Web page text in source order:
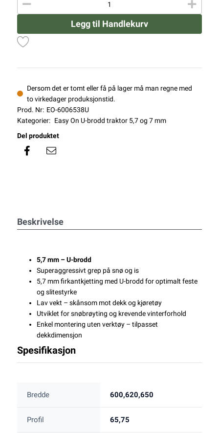
Legg til Handlekurv
Dersom det er tomt eller få på lager må man regne med
to virkedager produksjonstid.
Prod. Nr: EO-6006538U
Kategorier: Easy On U-brodd traktor 5,7 og 7 mm
Del produktet
Beskrivelse
5,7 mm – U-brodd
Superaggressivt grep på snø og is
5,7 mm firkantkjetting med U-brodd for optimalt feste
og slitestyrke
Lav vekt – skånsom mot dekk og kjøretøy
Utviklet for snøbrøyting og krevende vinterforhold
Enkel montering uten verktøy – tilpasset
dekkdimensjon
Spesifikasjon
Bredde 600,620,650
Profil 65,75